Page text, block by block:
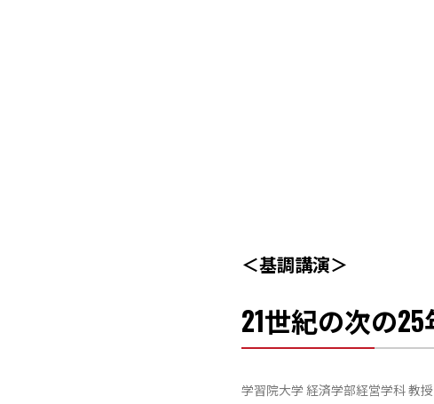
＜基調講演＞
21世紀の次の
学習院大学 経済学部経営学科 教授